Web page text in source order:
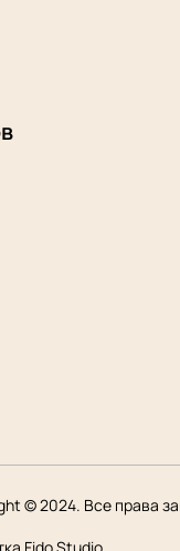
© 2024. Все права